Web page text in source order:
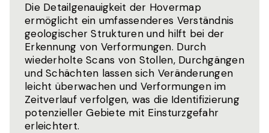
Die Detailgenauigkeit der Hovermap
ermöglicht ein umfassenderes Verständnis
geologischer Strukturen und hilft bei der
Erkennung von Verformungen. Durch
wiederholte Scans von Stollen, Durchgängen
und Schächten lassen sich Veränderungen
leicht überwachen und Verformungen im
Zeitverlauf verfolgen, was die Identifizierung
potenzieller Gebiete mit Einsturzgefahr
erleichtert.